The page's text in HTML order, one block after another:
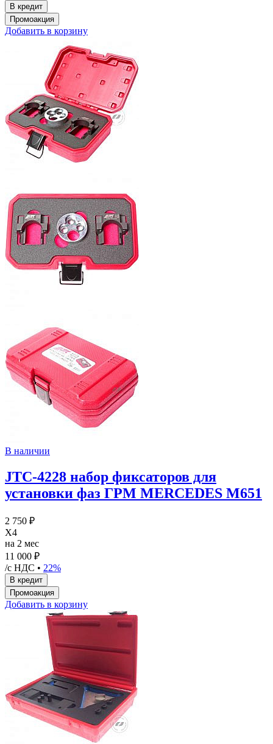
Добавить в корзину
В наличии
JTC-4228 набор фиксаторов для
установки фаз ГРМ MERCEDES M651
2 750 ₽
X4
на 2 мес
11 000 ₽
/с НДС • 22%
Добавить в корзину